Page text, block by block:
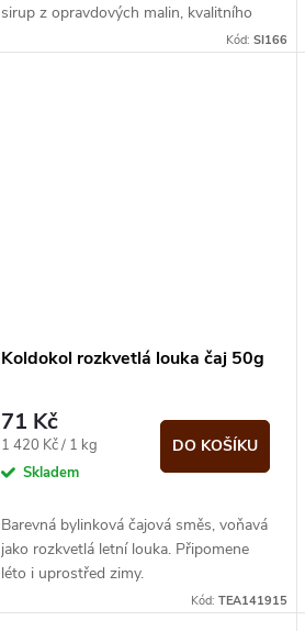
sirup z opravdových malin, kvalitního
Kód: SI166
Koldokol rozkvetlá louka čaj 50g
71 Kč
Měrná
cena:
1 420 Kč / 1 kg
Skladem
DO KOŠÍKU
Barevná bylinková čajová směs, voňavá
jako rozkvetlá letní louka. Připomene
léto i uprostřed zimy.
Kód: TEA141915